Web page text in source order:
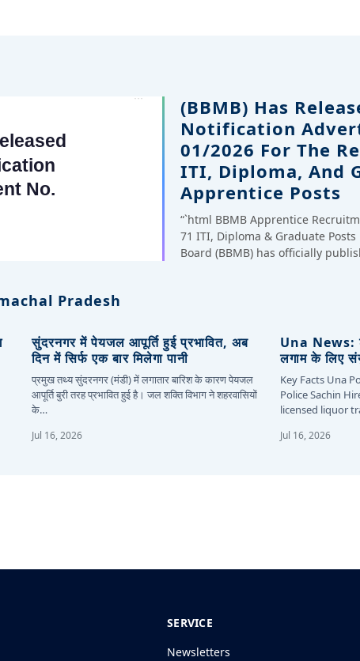
(BBMB) Has
Notification
01/2026 For The
ITI, Diploma, And
Apprentice Posts
“`html BBMB Apprentice
71 ITI, Diploma & Graduate
Board (BBMB) has officially
Pradesh
सुंदरनगर में पेयजल आपूर्ति हुई प्रभावित, अब
दिन में सिर्फ एक बार मिलेगा पानी
प्रमुख तथ्य सुंदरनगर (मंडी) में लगातार बारिश के कारण पेयजल
आपूर्ति बुरी तरह प्रभावित हुई है। जल शक्ति विभाग ने शहरवासियों
के…
Jul 16, 2026
Una News:
लगाम के लिए
Key Facts Una
Police Sachin
licensed liquor
Jul 16, 2026
SERVICE
Newsletters